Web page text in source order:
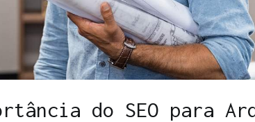
do SEO para